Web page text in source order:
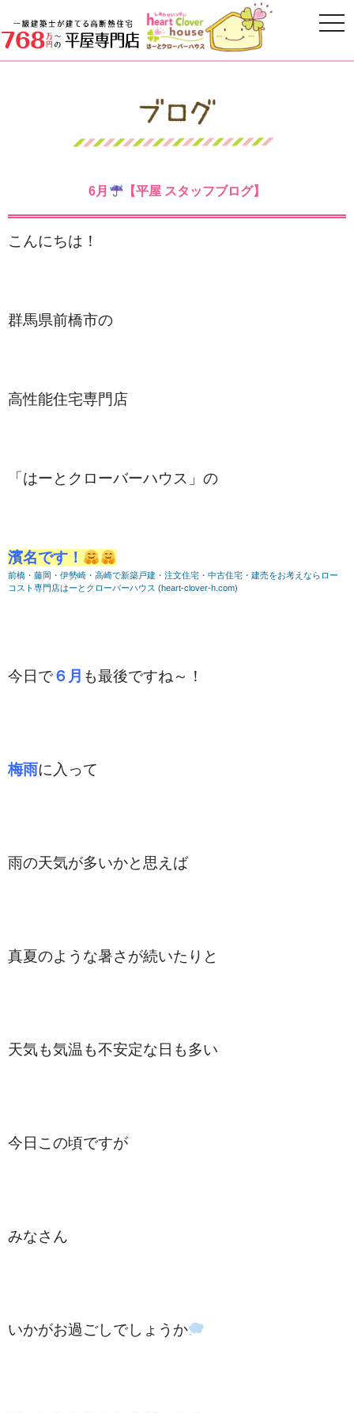
6月 【平屋 スタッフブログ】
こんにちは！
群馬県前橋市の
高性能住宅専門店
「はーとクローバーハウス」の
濱名です！
前橋・藤岡・伊勢崎・高崎で新築戸建・注文住宅・中古住宅・建売をお考えならロー
コスト専門店はーとクローバーハウス (heart-clover-h.com)
今日で６月 も最後ですね～！
梅雨に入って
雨の天気が多いかと思えば
真夏のような暑さが続いたりと
天気も気温も不安定な日も多い
今日この頃ですが
みなさん
いかがお過ごしでしょうか